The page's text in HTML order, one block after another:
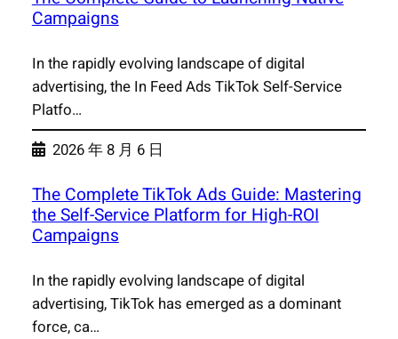
Campaigns
In the rapidly evolving landscape of digital
advertising, the In Feed Ads TikTok Self-Service
Platfo…
2026 年 8 月 6 日
The Complete TikTok Ads Guide: Mastering
the Self-Service Platform for High-ROI
Campaigns
In the rapidly evolving landscape of digital
advertising, TikTok has emerged as a dominant
force, ca…